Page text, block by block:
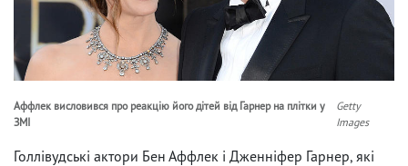
Аффлек висловився про реакцію його дітей від Гарнер на плітки у
ЗМІ
Getty
Images
Голлівудські актори Бен Аффлек і Дженніфер Гарнер, які